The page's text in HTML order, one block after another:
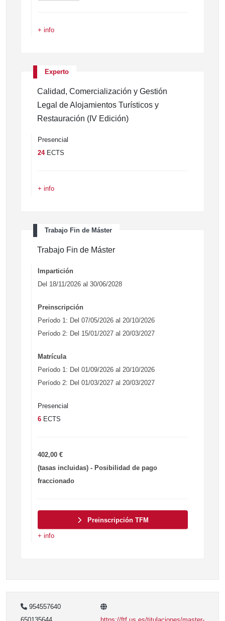
+ info
Experto
Calidad, Comercialización y Gestión
Legal de Alojamientos Turísticos y
Restauración (IV Edición)
Presencial
24ECTS
+ info
Trabajo Fin de Máster
Trabajo Fin de Máster
Impartición
Del 18/11/2026 al 30/06/2028
Preinscripción
Período 1: Del 07/05/2026 al 20/10/2026
Período 2: Del 15/01/2027 al 20/03/2027
Matrícula
Período 1: Del 01/09/2026 al 20/10/2026
Período 2: Del 01/03/2027 al 20/03/2027
Presencial
6 ECTS
402,00 €
(tasas incluidas) - Posibilidad de pago
fraccionado
Preinscripción TFM
+ info
954557640